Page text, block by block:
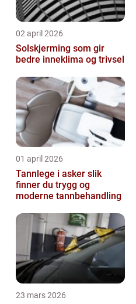
02 april 2026
Solskjerming som gir
bedre inneklima og trivsel
01 april 2026
Tannlege i asker slik
finner du trygg og
moderne tannbehandling
23 mars 2026